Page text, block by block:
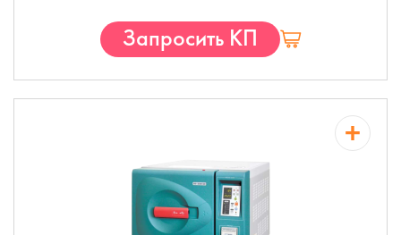
Запросить КП